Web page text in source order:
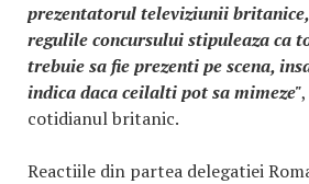
prezentatorul televiziunii
regulile concursului stipuleaza ca
trebuie sa fie prezenti pe scena,
indica daca ceilalti pot sa mimeze"
cotidianul britanic.
Reactiile din partea delegatiei